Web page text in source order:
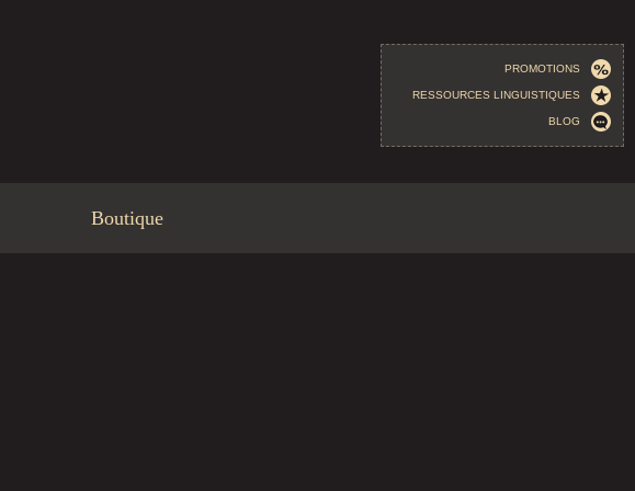
PROMOTIONS
RESSOURCES LINGUISTIQUES
BLOG
Boutique